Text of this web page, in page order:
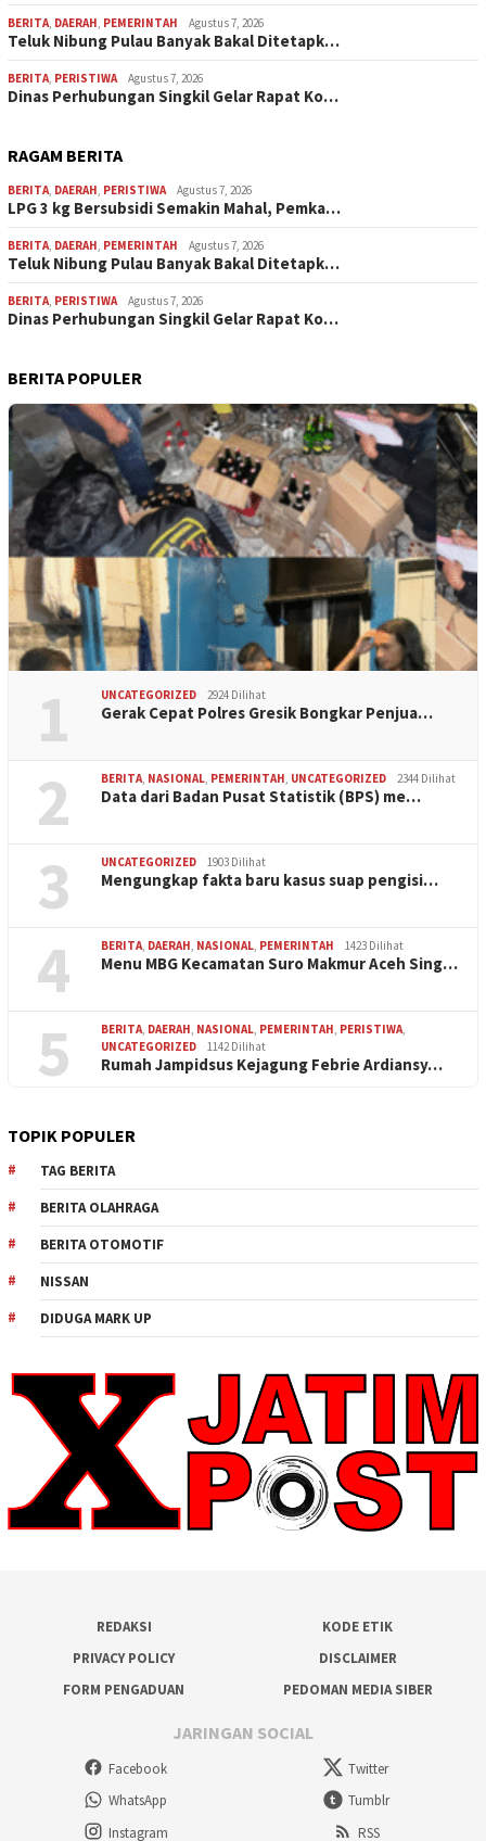
BERITA DAERAH PEMERINTAH Agustus 7, 2026
Teluk Nibung Pulau Banyak Bakal Ditetapk…
BERITA PERISTIWA Agustus 7, 2026
Dinas Perhubungan Singkil Gelar Rapat Ko…
RAGAM BERITA
BERITA DAERAH PERISTIWA Agustus 7, 2026
LPG 3 kg Bersubsidi Semakin Mahal, Pemka…
BERITA DAERAH PEMERINTAH Agustus 7, 2026
Teluk Nibung Pulau Banyak Bakal Ditetapk…
BERITA PERISTIWA Agustus 7, 2026
Dinas Perhubungan Singkil Gelar Rapat Ko…
BERITA POPULER
1 UNCATEGORIZED 2924 Dilihat
Gerak Cepat Polres Gresik Bongkar Penjua…
2 BERITA NASIONAL PEMERINTAH UNCATEGORIZED 2344 Dilihat
Data dari Badan Pusat Statistik (BPS) me…
3 UNCATEGORIZED 1903 Dilihat
Mengungkap fakta baru kasus suap pengisi…
4 BERITA DAERAH NASIONAL PEMERINTAH 1423 Dilihat
Menu MBG Kecamatan Suro Makmur Aceh Sing…
5 BERITA DAERAH NASIONAL PEMERINTAH PERISTIWA
UNCATEGORIZED
1142 Dilihat
Rumah Jampidsus Kejagung Febrie Ardiansy…
TOPIK POPULER
TAG BERITA
BERITA OLAHRAGA
BERITA OTOMOTIF
NISSAN
DIDUGA MARK UP
REDAKSI
KODE ETIK
PRIVACY POLICY
DISCLAIMER
FORM PENGADUAN
PEDOMAN MEDIA SIBER
JARINGAN SOCIAL
Facebook
Twitter
WhatsApp
Tumblr
Instagram
RSS